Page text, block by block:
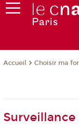
Accueil Choisir ma